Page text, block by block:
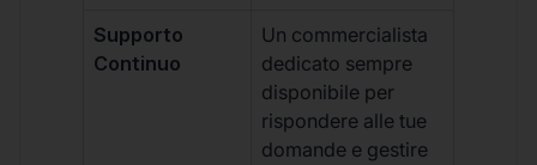
Supporto
Continuo
Un commercialista
dedicato sempre
disponibile per
rispondere alle tue
domande e gestire